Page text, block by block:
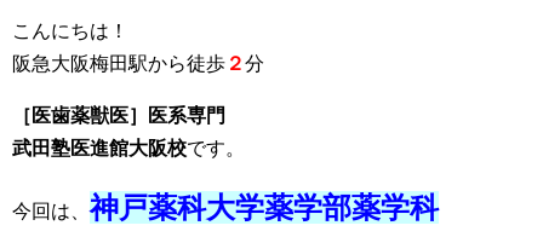
こんにちは！
阪急大阪梅田駅から徒歩 ２分
［医歯薬獣医］医系専門
武田塾医進館大阪校です。
今回は、神戸薬科大学薬学部薬学科